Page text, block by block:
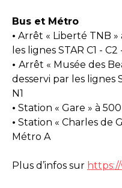
Bus et Métro
• Arrêt « Liberté TNB
les lignes STAR C1 - C2
• Arrêt « Musée des
desservi par les lignes
N1
• Station « Gare » à
• Station « Charles de
Métro A
Plus d’infos sur